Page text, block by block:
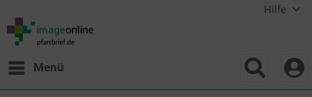
Hilfe
Menü